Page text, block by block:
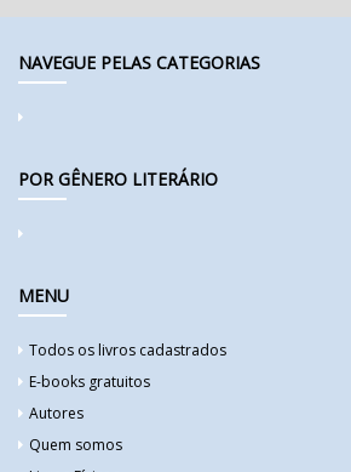
NAVEGUE PELAS CATEGORIAS
POR GÊNERO LITERÁRIO
MENU
Todos os livros cadastrados
E-books gratuitos
Autores
Quem somos